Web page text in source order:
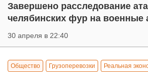
Завершено расследование
челябинских фур на военные
30 апреля в 22:40
Общество Грузоперевозки Реальная